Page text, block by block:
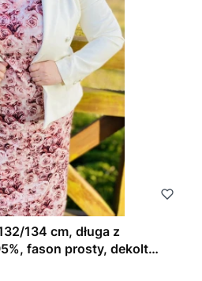
134 cm, długa z
fason prosty, dekolt
RÓŻE